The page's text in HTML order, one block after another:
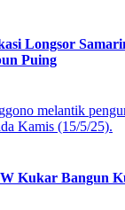
Longsor
Puing
Kukar Bangun